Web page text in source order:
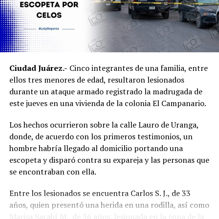
Ciudad Juárez.- Cinco integrantes de una familia, entre
ellos tres menores de edad, resultaron lesionados
durante un ataque armado registrado la madrugada de
este jueves en una vivienda de la colonia El Campanario.
Los hechos ocurrieron sobre la calle Lauro de Uranga,
donde, de acuerdo con los primeros testimonios, un
hombre habría llegado al domicilio portando una
escopeta y disparó contra su expareja y las personas que
se encontraban con ella.
Entre los lesionados se encuentra Carlos S. J., de 33
años, quien presentó una herida en una rodilla, así como
Marisa Sarahí M., de 36 años, lesionada en la zona de la